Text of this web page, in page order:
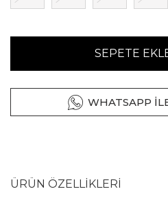
SEPETE
WHATSAPP
ÜRÜN ÖZELLİKLERİ